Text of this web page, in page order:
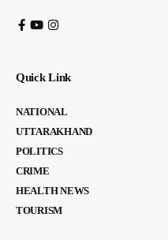
Quick Link
NATIONAL
UTTARAKHAND
POLITICS
CRIME
HEALTH NEWS
TOURISM